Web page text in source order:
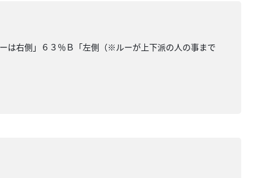
は右側」６３％Ｂ「左側（※ルーが上下派の人の事まで